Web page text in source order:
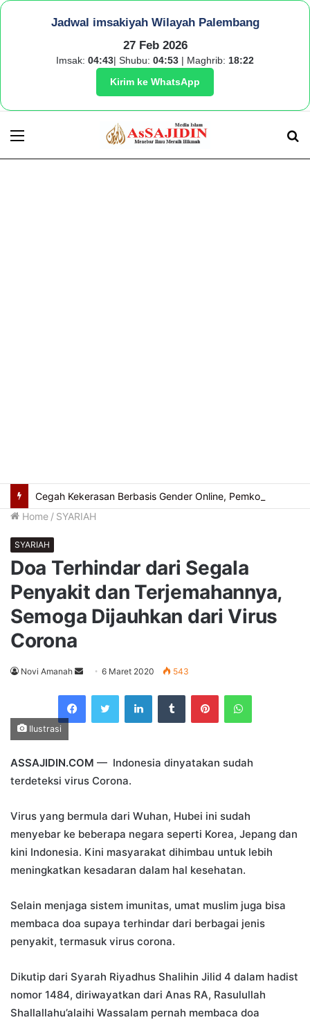
Jadwal imsakiyah Wilayah Palembang
27 Feb 2026
Imsak: 04:43| Shubu: 04:53 | Maghrib: 18:22
Kirim ke WhatsApp
Menu
Home / SYARIAH
SYARIAH
Doa Terhindar dari Segala
Penyakit dan Terjemahannya,
Semoga Dijauhkan dari Virus
Corona
Novi Amanah
Send
email
6 Maret 2020 543
FacebookTwitterLinkedInTumblrPinterestWhatsApp
Ilustrasi
ASSAJIDIN.COM — Indonesia dinyatakan sudah
terdeteksi virus Corona.
Virus yang bermula dari Wuhan, Hubei ini sudah
menyebar ke beberapa negara seperti Korea, Jepang dan
kini Indonesia. Kini masyarakat dihimbau untuk lebih
meningkatkan kesadaran dalam hal kesehatan.
Selain menjaga sistem imunitas, umat muslim juga bisa
membaca doa supaya terhindar dari berbagai jenis
penyakit, termasuk virus corona.
Dikutip dari Syarah Riyadhus Shalihin Jilid 4 dalam hadist
nomor 1484, diriwayatkan dari Anas RA, Rasulullah
Shallallahu’alaihi Wassalam pernah membaca doa